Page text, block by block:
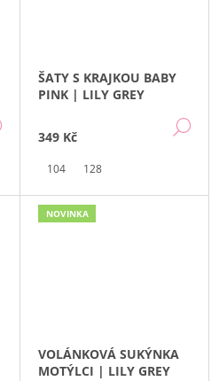
DETAIL
ŠATY S KRAJKOU BABY
PINK | LILY GREY
349 Kč
104 128
NOVINKA
VOLÁNKOVÁ SUKÝNKA
MOTÝLCI | LILY GREY